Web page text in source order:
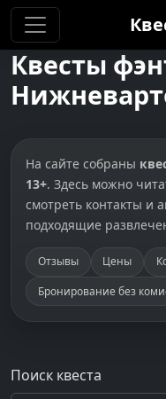
Квесты
На сайте собраны
13+. Здесь можно
смотреть контакты и
подходящие
Отзывы Цены
Бронирование без
Поиск квеста